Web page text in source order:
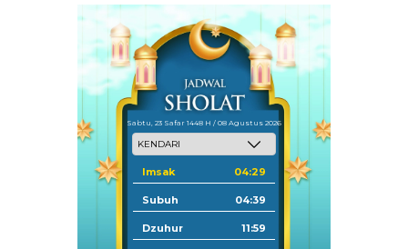
Sabtu, 23 Safar 1448 H / 08 Agustus 2026
Imsak 04:29
Subuh 04:39
Dzuhur 11:59